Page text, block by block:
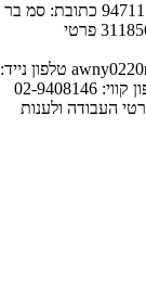
מזהים: ת.ז.: 94711752-9 כתובת: סמ בר
יוחאי 153, עכו, 3118560 פרטי
awny0220rayan@ebox.co.il טלפון נייד:
055-4565850 טלפון קווי: 02-9408146
העבודה ולענות